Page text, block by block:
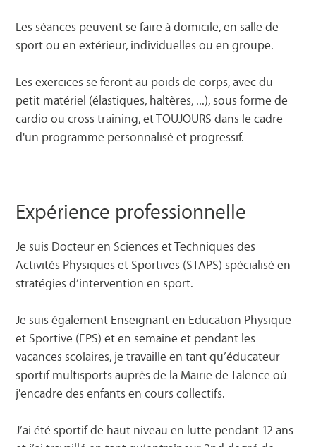
Les séances peuvent se faire à domicile, en salle de
sport ou en extérieur, individuelles ou en groupe.
Les exercices se feront au poids de corps, avec du
petit matériel (élastiques, haltères, ...), sous forme de
cardio ou cross training, et TOUJOURS dans le cadre
d'un programme personnalisé et progressif.
Expérience professionnelle
Je suis Docteur en Sciences et Techniques des
Activités Physiques et Sportives (STAPS) spécialisé en
stratégies d’intervention en sport.
Je suis également Enseignant en Education Physique
et Sportive (EPS) et en semaine et pendant les
vacances scolaires, je travaille en tant qu’éducateur
sportif multisports auprès de la Mairie de Talence où
j'encadre des enfants en cours collectifs.
J’ai été sportif de haut niveau en lutte pendant 12 ans